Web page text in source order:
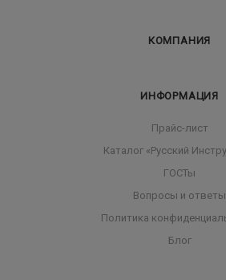
КОМПАНИЯ
ИНФОРМАЦИЯ
Прайс-лист
Каталог «Русский
ГОСТы
Вопросы и ответы
Политика
Блог